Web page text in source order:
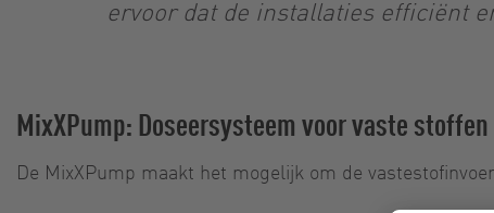
ervoor dat de installaties efficiënt
MixXPump: Doseersysteem voor vaste
De MixXPump maakt het mogelijk om de